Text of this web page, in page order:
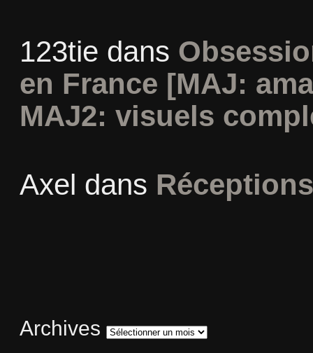
123tie dans
en France [MAJ:
MAJ2: visuels
Axel dans
Archives